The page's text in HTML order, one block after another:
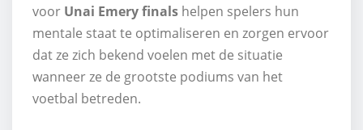
voor Unai Emery finals helpen spelers hun
mentale staat te optimaliseren en zorgen ervoor
dat ze zich bekend voelen met de situatie
wanneer ze de grootste podiums van het
voetbal betreden.